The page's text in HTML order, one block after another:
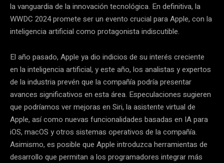
la vanguardia de la innovación tecnológica. En definitiva, la
WWDC 2024 promete ser un evento crucial para Apple, con la
inteligencia artificial como protagonista indiscutible.
El año pasado, Apple ya dio indicios de su interés creciente
en la inteligencia artificial, y este año, los analistas y expertos
de la industria prevén que la compañía podría presentar
avances significativos en esta área. Especulaciones sugieren
que podríamos ver mejoras en Siri, la asistente virtual de
Apple, así como nuevas funcionalidades basadas en IA para
iOS, macOS y otros sistemas operativos de la compañía.
Asimismo, es posible que Apple introduzca herramientas de
desarrollo que permitan a los programadores integrar más